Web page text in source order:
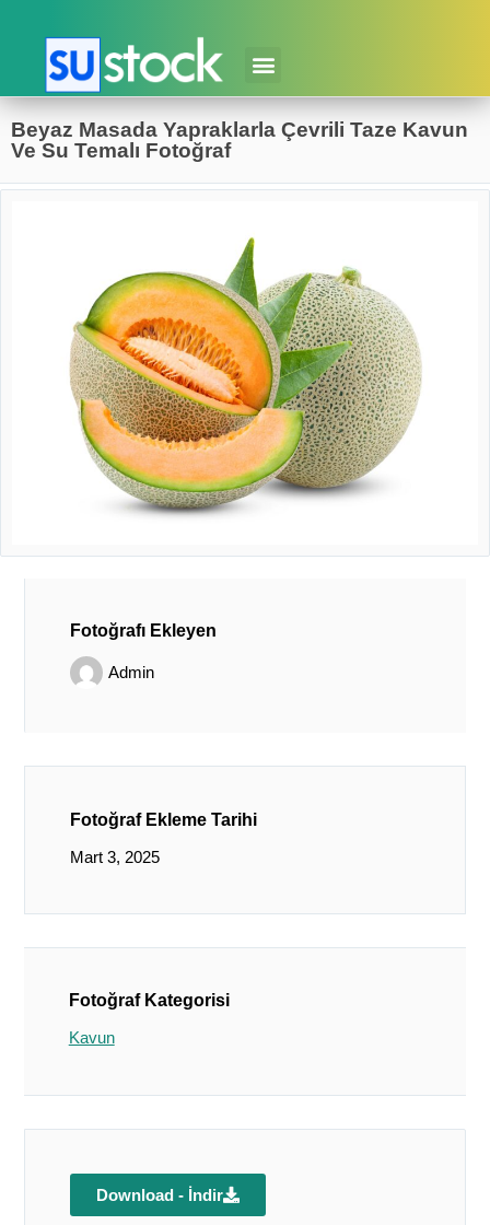
Beyaz Masada Yapraklarla Çevrili Taze Kavun
Ve Su Temalı Fotoğraf
Fotoğrafı Ekleyen
Admin
Fotoğraf Ekleme Tarihi
Mart 3, 2025
Fotoğraf Kategorisi
Kavun
Download - İndir